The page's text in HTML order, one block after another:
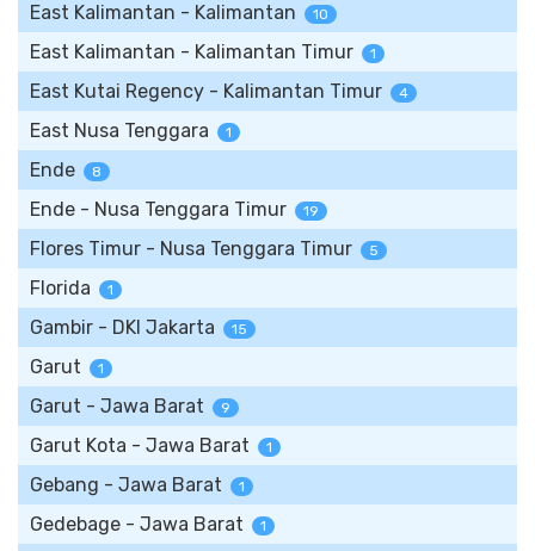
East Kalimantan - Kalimantan 10
East Kalimantan - Kalimantan Timur 1
East Kutai Regency - Kalimantan Timur 4
East Nusa Tenggara 1
Ende 8
Ende - Nusa Tenggara Timur 19
Flores Timur - Nusa Tenggara Timur 5
Florida 1
Gambir - DKI Jakarta 15
Garut 1
Garut - Jawa Barat 9
Garut Kota - Jawa Barat 1
Gebang - Jawa Barat 1
Gedebage - Jawa Barat 1